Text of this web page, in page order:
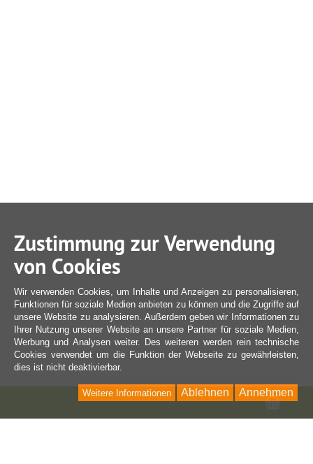
Zustimmung zur Verwendung
von Cookies
Wir verwenden Cookies, um Inhalte und Anzeigen zu personalisieren,
Funktionen für soziale Medien anbieten zu können und die Zugriffe auf
unsere Website zu analysieren. Außerdem geben wir Informationen zu
Ihrer Nutzung unserer Website an unsere Partner für soziale Medien,
Werbung und Analysen weiter. Des weiteren werden rein technische
Cookies verwendet um die Funktion der Webseite zu gewährleisten,
dies ist nicht deaktivierbar.
Annehmen
Ablehnen
Weitere Informationen